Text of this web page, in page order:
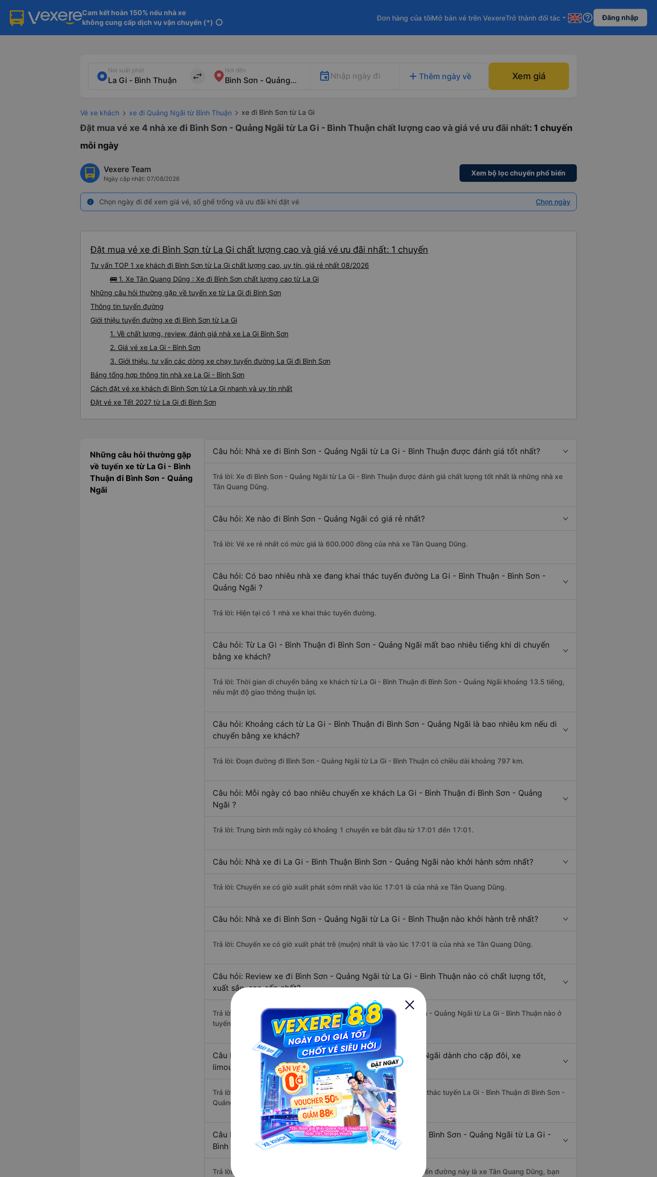
Cam kết hoàn 150% nếu nhà xe
không cung cấp dịch vụ vận chuyển (*) info
Đơn hàng của tôiMở bán vé trên VexereTrở thành đối tác arrow_drop_down help_outline Đăng nhập
Nơi xuất phát
import_export
Nơi đến
Nhập ngày đi add Thêm ngày về Xem giá
Vé xe khách xe đi Quảng Ngãi từ Bình Thuận xe đi Bình Sơn từ La Gi
Đặt mua vé xe 4 nhà xe đi Bình Sơn - Quảng Ngãi từ La Gi - Bình Thuận chất lượng cao và giá vé ưu đãi nhất: 1 chuyến
mỗi ngày
Vexere Team
Ngày cập nhật: 07/08/2026
Xem bộ lọc chuyến phổ biến
info Chọn ngày đi để xem giá vé, số ghế trống và ưu đãi khi đặt vé Chọn ngày
Đặt mua vé xe đi Bình Sơn từ La Gi chất lượng cao và giá vé ưu đãi nhất: 1 chuyến
Tư vấn TOP 1 xe khách đi Bình Sơn từ La Gi chất lượng cao, uy tín, giá rẻ nhất 08/2026
🚌 1. Xe Tân Quang Dũng : Xe đi Bình Sơn chất lượng cao từ La Gi
Những câu hỏi thường gặp về tuyến xe từ La Gi đi Bình Sơn
Thông tin tuyến đường
Giới thiệu tuyến đường xe đi Bình Sơn từ La Gi
1. Về chất lượng, review, đánh giá nhà xe La Gi Bình Sơn
2. Giá vé xe La Gi - Bình Sơn
3. Giới thiệu, tư vấn các dòng xe chạy tuyến đường La Gi đi Bình Sơn
Bảng tổng hợp thông tin nhà xe La Gi - Bình Sơn
Cách đặt vé xe khách đi Bình Sơn từ La Gi nhanh và uy tín nhất
Đặt vé xe Tết 2027 từ La Gi đi Bình Sơn
Những câu hỏi thường gặp
về tuyến xe từ La Gi - Bình
Thuận đi Bình Sơn - Quảng
Ngãi
Câu hỏi: Nhà xe đi Bình Sơn - Quảng Ngãi từ La Gi - Bình Thuận được đánh giá tốt nhất?
Trả lời: Xe đi Bình Sơn - Quảng Ngãi từ La Gi - Bình Thuận được đánh giá chất lượng tốt nhất là những nhà xe
Tân Quang Dũng.
Câu hỏi: Xe nào đi Bình Sơn - Quảng Ngãi có giá rẻ nhất?
Trả lời: Vé xe rẻ nhất có mức giá là 600.000 đồng của nhà xe Tân Quang Dũng.
Câu hỏi: Có bao nhiêu nhà xe đang khai thác tuyến đường La Gi - Bình Thuận - Bình Sơn -
Quảng Ngãi ?
Trả lời: Hiện tại có 1 nhà xe khai thác tuyến đường.
Câu hỏi: Từ La Gi - Bình Thuận đi Bình Sơn - Quảng Ngãi mất bao nhiêu tiếng khi di chuyển
bằng xe khách?
Trả lời: Thời gian di chuyển bằng xe khách từ La Gi - Bình Thuận đi Bình Sơn - Quảng Ngãi khoảng 13.5 tiếng,
nếu mật độ giao thông thuận lợi.
Câu hỏi: Khoảng cách từ La Gi - Bình Thuận đi Bình Sơn - Quảng Ngãi là bao nhiêu km nếu di
chuyển bằng xe khách?
Trả lời: Đoạn đường đi Bình Sơn - Quảng Ngãi từ La Gi - Bình Thuận có chiều dài khoảng 797 km.
Câu hỏi: Mỗi ngày có bao nhiêu chuyến xe khách La Gi - Bình Thuận đi Bình Sơn - Quảng
Ngãi ?
Trả lời: Trung bình mỗi ngày có khoảng 1 chuyến xe bắt đầu từ 17:01 đến 17:01.
Câu hỏi: Nhà xe đi La Gi - Bình Thuận Bình Sơn - Quảng Ngãi nào khởi hành sớm nhất?
Trả lời: Chuyến xe có giờ xuất phát sớm nhất vào lúc 17:01 là của nhà xe Tân Quang Dũng.
Câu hỏi: Nhà xe đi Bình Sơn - Quảng Ngãi từ La Gi - Bình Thuận nào khởi hành trễ nhất?
Trả lời: Chuyến xe có giờ xuất phát trễ (muộn) nhất là vào lúc 17:01 là của nhà xe Tân Quang Dũng.
Câu hỏi: Review xe đi Bình Sơn - Quảng Ngãi từ La Gi - Bình Thuận nào có chất lượng tốt,
xuất sắc, cao cấp nhất?
Trả lời: Tạm thời chưa đủ review để đánh giá có nhà xe đi Bình Sơn - Quảng Ngãi từ La Gi - Bình Thuận nào ở
tuyến đường này có chất lượng xuất sắc.
Câu hỏi: Có loại xe La Gi - Bình Thuận Bình Sơn - Quảng Ngãi dành cho cặp đôi, xe
limousine phòng đôi không?
Trả lời: Hiện tại chưa có nhà xe nào có loại xe giường nằm đôi khai thác tuyến La Gi - Bình Thuận đi Bình Sơn -
Quảng Ngãi.
Câu hỏi: Các hãng xe nào khai thác dòng xe Limousine đi Bình Sơn - Quảng Ngãi từ La Gi -
Bình Thuận?
Trả lời: Hiện tại có 1 hãng xe khai thác dòng xe Limousine trên tuyến đường này là xe Tân Quang Dũng, bạn